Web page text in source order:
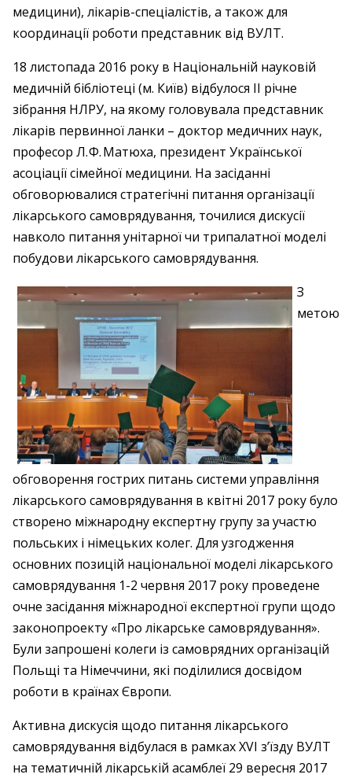
медицини), лікарів-спеціалістів, а також для
координації роботи представник від ВУЛТ.
18 листопада 2016 року в Національній науковій
медичній бібліотеці (м. Київ) відбулося ІІ річне
зібрання НЛРУ, на якому головувала представник
лікарів первинної ланки – доктор медичних наук,
професор Л. Ф. Матюха, президент Української
асоціації сімейної медицини. На засіданні
обговорювалися стратегічні питання організації
лікарського самоврядування, точилися дискусії
навколо питання унітарної чи трипалатної моделі
побудови лікарського самоврядування.
З
метою
обговорення гострих питань системи управління
лікарського самоврядування в квітні 2017 року було
створено міжнародну експертну групу за участю
польських і німецьких колег. Для узгодження
основних позицій національної моделі лікарського
самоврядування 1-2 червня 2017 року проведене
очне засідання міжнародної експертної групи щодо
законопроекту «Про лікарське самоврядування».
Були запрошені колеги із самоврядних організацій
Польщі та Німеччини, які поділилися досвідом
роботи в країнах Європи.
Активна дискусія щодо питання лікарського
самоврядування відбулася в рамках XVI з’їзду ВУЛТ
на тематичній лікарській асамблеї 29 вересня 2017